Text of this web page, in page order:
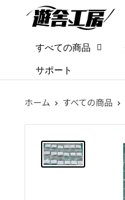
ツ
遊
舎
シ
ョ
すべての商品
サポート
ホーム すべての商品